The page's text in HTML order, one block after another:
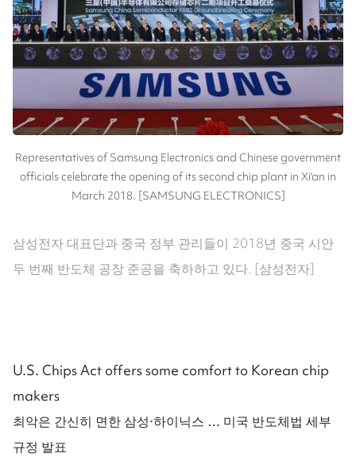
Representatives of Samsung Electronics and Chinese government
officials celebrate the opening of its second chip plant in Xi'an in
March 2018. [SAMSUNG ELECTRONICS]
삼성전자 대표단과 중국 정부 관리들이 2018년 중국 시안
두 번째 반도체 공장 준공을 축하하고 있다. [삼성전자]
U.S. Chips Act offers some comfort to Korean chip
makers
최악은 간신히 면한 삼성·하이닉스 … 미국 반도체법 세부
규정 발표